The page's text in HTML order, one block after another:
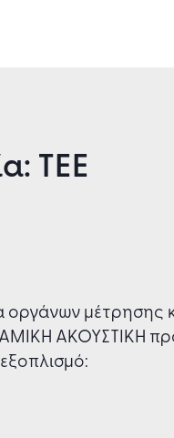
ΤΕΕ
οργάνων
ΑΚΟΥΣΤΙΚΗ